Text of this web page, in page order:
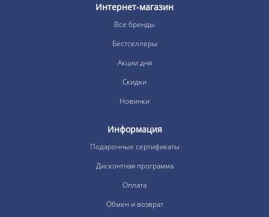
Интернет-магазин
Все бренды
Бестселлеры
Акции дня
Скидки
Новинки
Информация
Подарочные сертификаты
Дисконтная программа
Оплата
Обмен и возврат